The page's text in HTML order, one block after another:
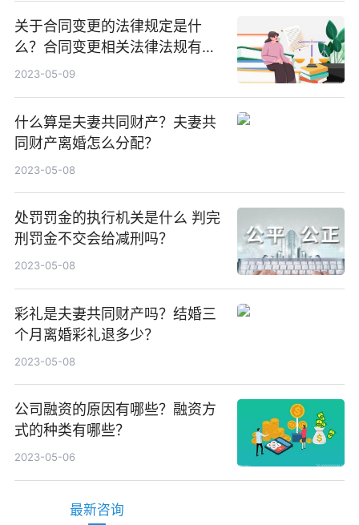
关于合同变更的法律规定是什
么？合同变更相关法律法规有哪
些？
2023-05-09
什么算是夫妻共同财产？夫妻共
同财产离婚怎么分配？
2023-05-08
处罚罚金的执行机关是什么 判完
刑罚金不交会给减刑吗？
2023-05-08
彩礼是夫妻共同财产吗？结婚三
个月离婚彩礼退多少？
2023-05-08
公司融资的原因有哪些？融资方
式的种类有哪些？
2023-05-06
最新咨询